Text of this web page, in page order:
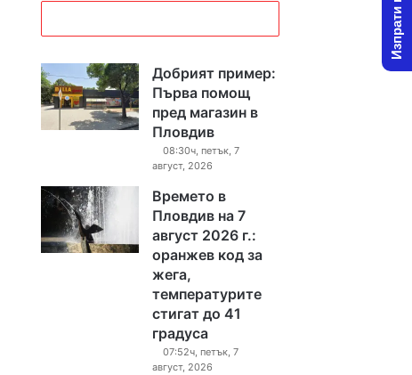
Добрият пример:
Първа помощ
пред магазин в
Пловдив
08:30ч, петък, 7
август, 2026
Времето в
Пловдив на 7
август 2026 г.:
оранжев код за
жега,
температурите
стигат до 41
градуса
07:52ч, петък, 7
август, 2026